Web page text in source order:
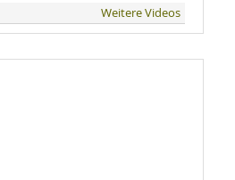
Weitere Videos